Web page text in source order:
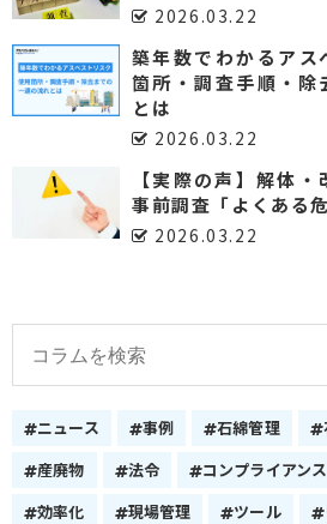
2026.03.22
築年数でわかるアス
箇所・調査手順・除
とは
2026.03.22
【実際の声】解体
事前調査「よくある
2026.03.22
ニュース 事例 石綿管理
産廃物
法令 コンプライアンス
効率化
現場管理 ツール